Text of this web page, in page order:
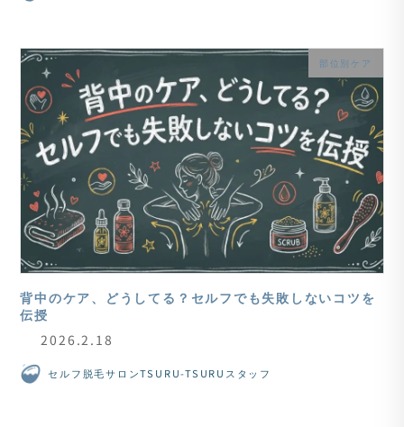
部位別ケア
背中のケア、どうしてる？セルフでも失敗しないコツを
伝授
2026.2.18
セルフ脱毛サロンTSURU-TSURUスタッフ